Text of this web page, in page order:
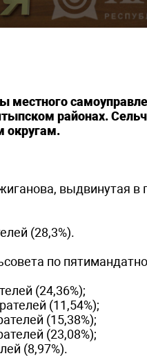
местного
районах.
округам.
выдвинутая
(28,3%).
по
(24,36%);
(11,54%);
(15,38%);
(23,08%);
(8,97%).